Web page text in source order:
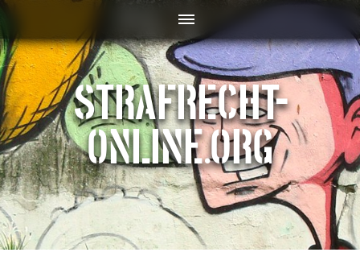
STRAFRECHT-
ONLINE.ORG